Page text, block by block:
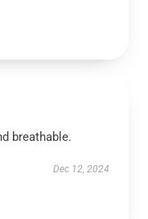
breathable.
Dec 12, 2024